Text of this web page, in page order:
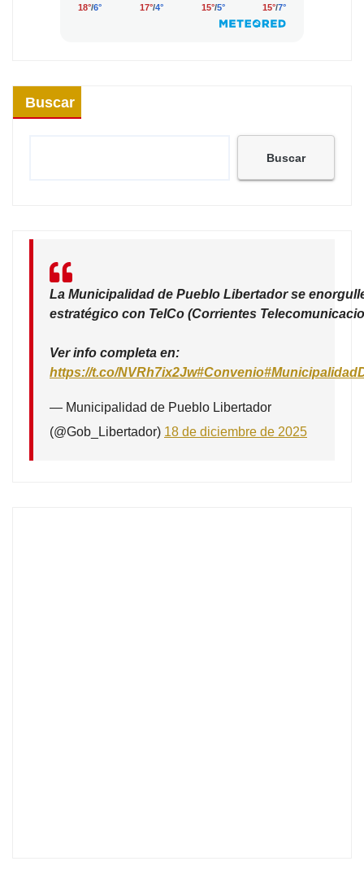
Buscar
Buscar
La Municipalidad de Pueblo Libertador se
estratégico con TelCo (Corrientes
Ver info completa en:
https://t.co/NVRh7ix2Jw#Convenio
— Municipalidad de Pueblo Libertador
(@Gob_Libertador) 18 de diciembre de 2025